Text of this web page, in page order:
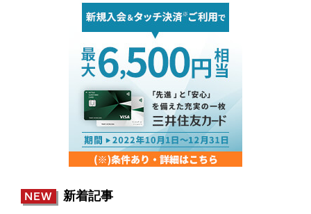
NEW 新着記事